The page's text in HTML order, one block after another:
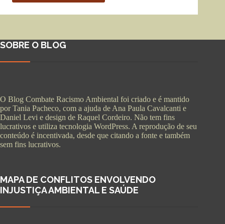
SOBRE O BLOG
O Blog Combate Racismo Ambiental foi criado e é mantido
por Tania Pacheco, com a ajuda de Ana Paula Cavalcanti e
Daniel Levi e design de Raquel Cordeiro. Não tem fins
lucrativos e utiliza tecnologia WordPress. A reprodução de seu
conteúdo é incentivada, desde que citando a fonte e também
sem fins lucrativos.
MAPA DE CONFLITOS ENVOLVENDO
INJUSTIÇA AMBIENTAL E SAÚDE